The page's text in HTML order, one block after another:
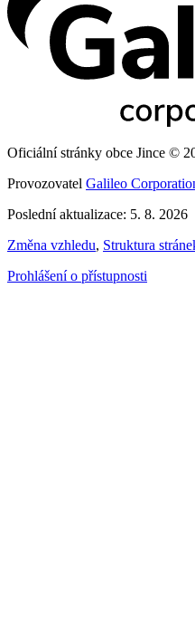
Oficiální stránky obce Jince ©
Provozovatel Galileo
Poslední aktualizace: 5. 8. 2026
Změna vzhledu, Struktura
Prohlášení o přístupnosti